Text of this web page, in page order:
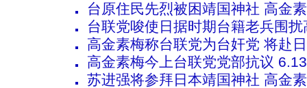
台原住民先烈被困靖国神社 高金
台联党唆使日据时期台籍老兵围
高金素梅称台联党为台奸党 将赴
高金素梅今上台联党党部抗议
苏进强将参拜日本靖国神社 高金